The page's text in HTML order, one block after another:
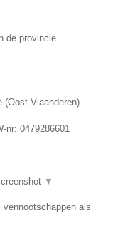
de provincie
(Oost-Vlaanderen)
nr: 0479286601
▼
als